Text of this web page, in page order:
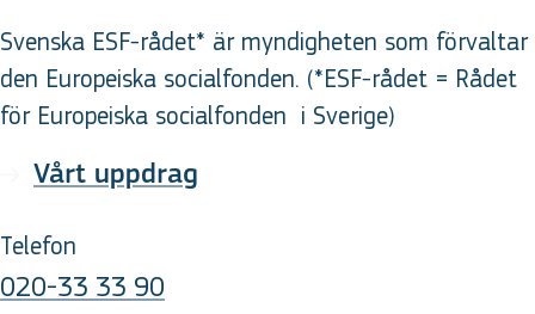
Svenska ESF-rådet* är myndigheten som förvaltar
den Europeiska socialfonden. (*ESF-rådet = Rådet
för Europeiska socialfonden i Sverige)
Vårt uppdrag
Telefon
020-33 33 90